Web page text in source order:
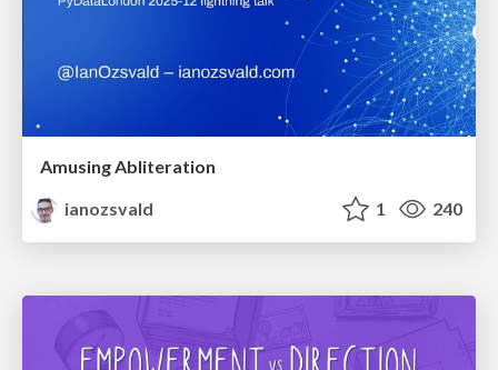
Amusing Abliteration
ianozsvald
1 240